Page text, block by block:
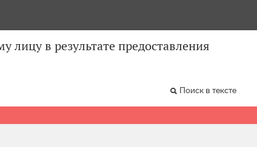
в результате предоставления
Поиск в тексте